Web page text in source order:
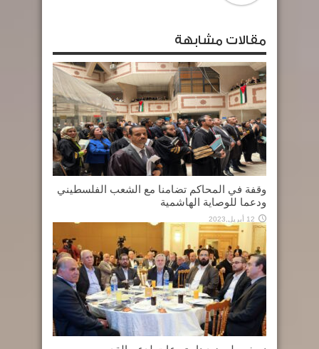
مقالات مشابهة
وقفة في المحاكم تضامنا مع الشعب الفلسطيني
ودعما للوصاية الهاشمية
12 أبريل,2023